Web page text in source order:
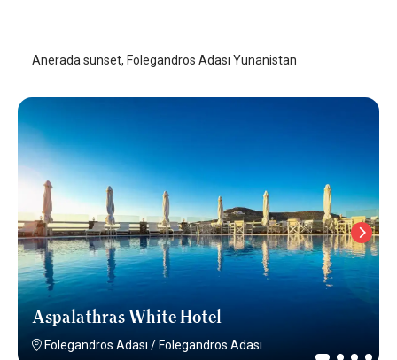
Anerada sunset, Folegandros Adası Yunanistan
Aspalathras White Hotel
Folegandros Adası / Folegandros Adası